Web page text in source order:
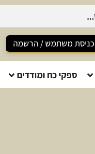
כניסת משתמש / הרשמה
ספקי כח ומודדים